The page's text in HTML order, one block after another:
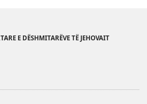
e
2019)
E DËSHMITARËVE TË JEHOVAIT